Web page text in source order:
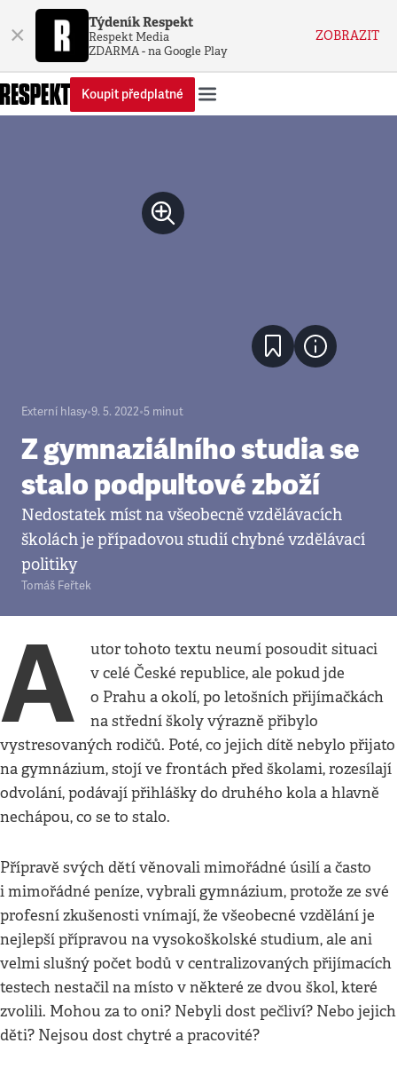
× Týdeník Respekt
Respekt Media
ZDARMA - na Google Play
ZOBRAZIT
Koupit předplatné
Externí hlasy•9. 5. 2022•5 minut
Z gymnaziálního studia se
stalo podpultové zboží
Nedostatek míst na všeobecně vzdělávacích
školách je případovou studií chybné vzdělávací
politiky
Tomáš Feřtek
A
utor tohoto textu neumí posoudit situaci
v celé České republice, ale pokud jde
o Prahu a okolí, po letošních přijímačkách
na střední školy výrazně přibylo
vystresovaných rodičů. Poté, co jejich dítě nebylo přijato
na gymnázium, stojí ve frontách před školami, rozesílají
odvolání, podávají přihlášky do druhého kola a hlavně
nechápou, co se to stalo.
Přípravě svých dětí věnovali mimořádné úsilí a často
i mimořádné peníze, vybrali gymnázium, protože ze své
profesní zkušenosti vnímají, že všeobecné vzdělání je
nejlepší přípravou na vysokoškolské studium, ale ani
velmi slušný počet bodů v centralizovaných přijímacích
testech nestačil na místo v některé ze dvou škol, které
zvolili. Mohou za to oni? Nebyli dost pečliví? Nebo jejich
děti? Nejsou dost chytré a pracovité?